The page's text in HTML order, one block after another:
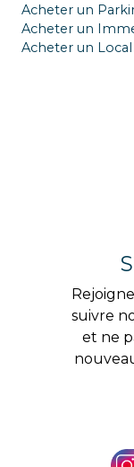
Acheter un
Acheter un
Acheter un Local
suivre
et ne